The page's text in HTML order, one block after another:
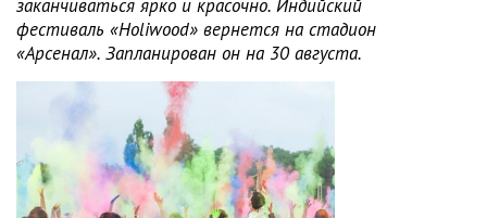
заканчиваться ярко и красочно. Индийский
фестиваль «Holiwood» вернется на стадион
«Арсенал». Запланирован он на 30 августа.